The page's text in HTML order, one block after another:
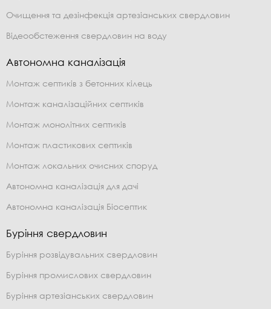
Очищення та дезінфекція артезіанських свердловин
Відеообстеження свердловин на воду
Автономна каналізація
Монтаж септиків з бетонних кілець
Монтаж каналізаційних септиків
Монтаж монолітних септиків
Монтаж пластикових септиків
Монтаж локальних очисних споруд
Автономна каналізація для дачі
Автономна каналізація Біосептик
Буріння свердловин
Буріння розвідувальних свердловин
Буріння промислових свердловин
Буріння артезіанських свердловин